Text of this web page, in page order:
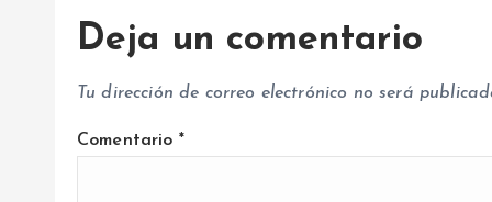
a
d
a
Deja un comentario
Tu dirección de correo electrónico no será
Comentario *